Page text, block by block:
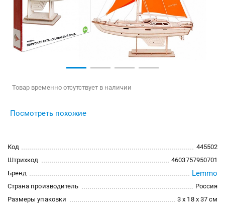
Товар временно отсутствует в наличии
Посмотреть похожие
Код
445502
Штрихкод
4603757950701
Бренд
Lemmo
Страна производитель
Россия
Размеры упаковки
3 x 18 x 37 см